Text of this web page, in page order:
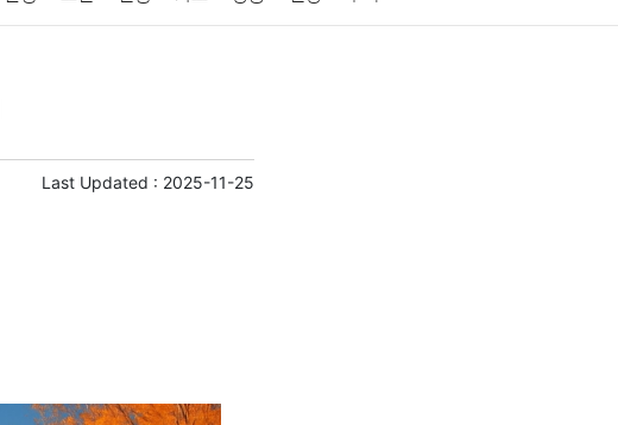
Last Updated : 2025-11-25